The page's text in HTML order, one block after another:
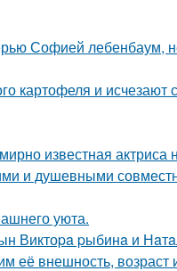
Софией лебенбаум,
картофеля и исчезают
известная актриса
и душевными
уюта.
Виктоpa pыбинa и
её внешность, возраст